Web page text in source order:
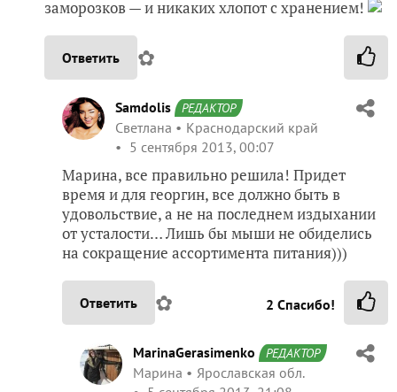
заморозков — и никаких хлопот с хранением!
Ответить ✿
Samdolis РЕДАКТОР
Светлана
Краснодарский край
5 сентября 2013, 00:07
Марина, все правильно решила! Придет
время и для георгин, все должно быть в
удовольствие, а не на последнем издыхании
от усталости… Лишь бы мыши не обиделись
на сокращение ассортимента питания)))
Ответить ✿ 2 Спасибо!
MarinaGerasimenko РЕДАКТОР
Марина
Ярославская обл.